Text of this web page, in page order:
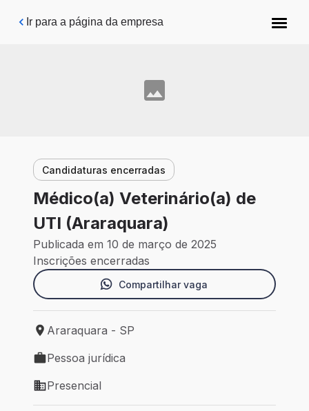
Pular para o conteúdo principal
Ir para a página da empresa
Candidaturas encerradas
Médico(a) Veterinário(a) de
UTI (Araraquara)
Publicada em 10 de março de 2025
Inscrições encerradas
Compartilhar vaga
Local de trabalho: Araraquara - SP
Araraquara - SP
Tipo de vaga: Pessoa jurídica
Pessoa jurídica
Modelo de trabalho: Presencial
Presencial